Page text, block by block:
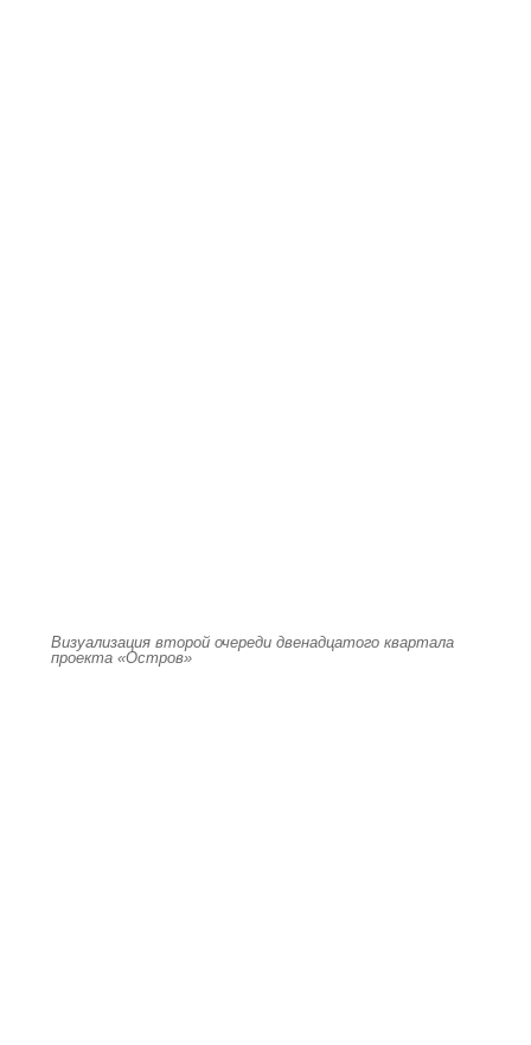
Визуализация второй очереди двенадцатого квартала
проекта «Остров»